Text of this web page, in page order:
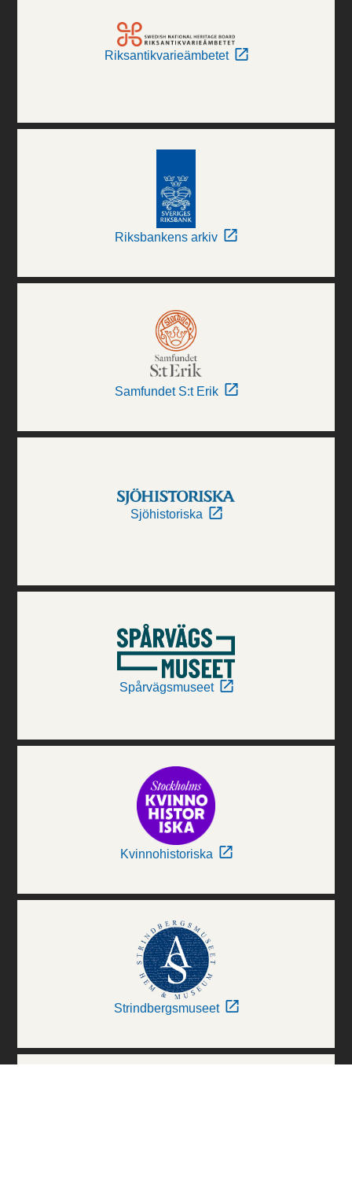
Riksantikvarieämbetet
Riksbankens arkiv
Samfundet S:t Erik
Sjöhistoriska
Spårvägsmuseet
Kvinnohistoriska
Strindbergsmuseet